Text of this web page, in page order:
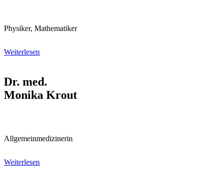
Physiker, Mathe­matiker
Weiterlesen
Dr. med.
Monika Krout
Allgemein­medizinerin
Weiterlesen